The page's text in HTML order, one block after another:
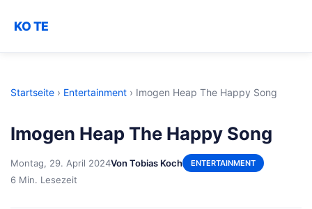
KO TE
Startseite › Entertainment › Imogen Heap The Happy Song
Imogen Heap The Happy Song
Montag, 29. April 2024Von Tobias Koch ENTERTAINMENT
6 Min. Lesezeit